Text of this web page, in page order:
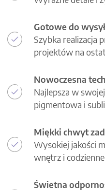
Gotowe do
Szybka realizacja
projektów na
Nowoczesna
Najlepsza w
pigmentowa i
Miękki chwyt
Wysokiej jakości
wnętrz i
Świetna